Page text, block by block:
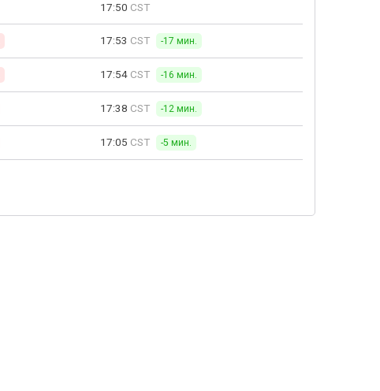
17:50 CST
17:53 CST -17 мин.
17:54 CST -16 мин.
17:38 CST -12 мин.
17:05 CST -5 мин.